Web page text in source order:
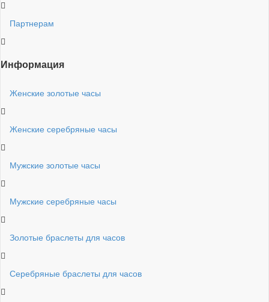
Партнерам
Информация
Женские золотые часы
Женские серебряные часы
Мужские золотые часы
Мужские серебряные часы
Золотые браслеты для часов
Серебряные браслеты для часов